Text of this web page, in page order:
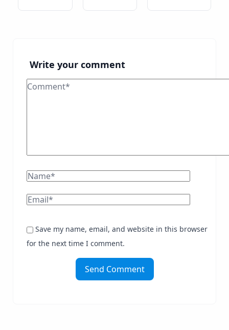
Write your comment
Save my name, email, and website in this browser
for the next time I comment.
Send Comment